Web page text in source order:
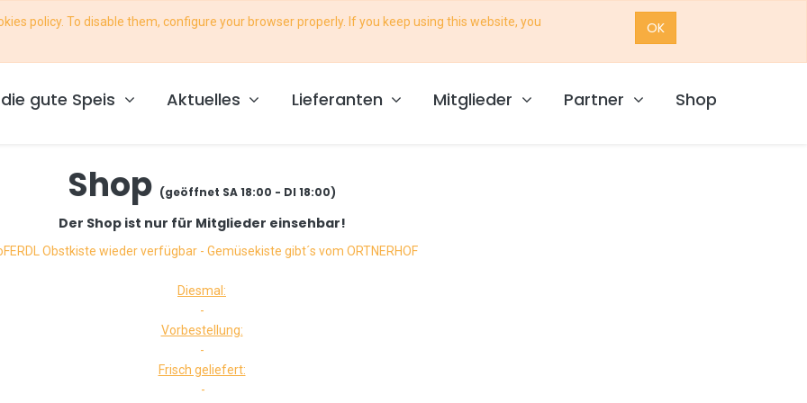
policy. To disable them, configure your browser properly. If you keep using this website, you
OK
osttirol.at
die gute Speis Aktuelles Lieferanten Mitglieder Partner Shop
Shop (geöffnet SA 18:00 - DI 18:00)
Der Shop ist nur für Mitglieder einsehbar!
Obstkiste wieder verfügbar - Gemüsekiste gibt´s vom ORTNERHOF
Diesmal:
-
Vorbestellung:
-
Frisch geliefert:
-